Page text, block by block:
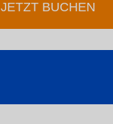
JETZT BUCHEN